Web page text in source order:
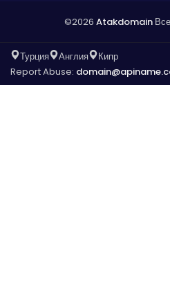
©2026 Atakdomain
Турция Англия
Кипр
Report Abuse: